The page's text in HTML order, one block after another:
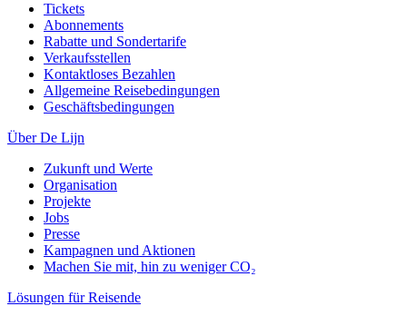
Tickets
Abonnements
Rabatte und Sondertarife
Verkaufsstellen
Kontaktloses Bezahlen
Allgemeine Reisebedingungen
Geschäftsbedingungen
Über De Lijn
Zukunft und Werte
Organisation
Projekte
Jobs
Presse
Kampagnen und Aktionen
Machen Sie mit, hin zu weniger CO₂
Lösungen für Reisende